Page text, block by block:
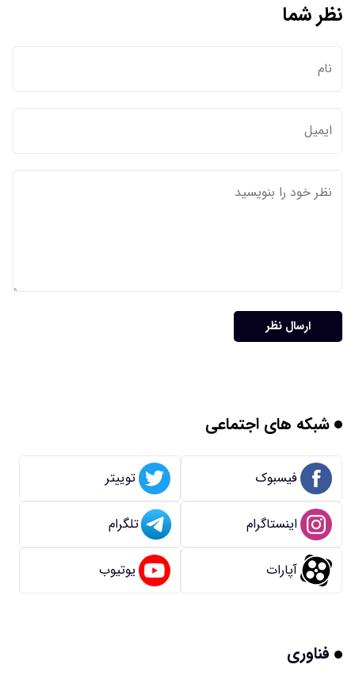
نظر شما
ارسال نظر
شبکه های اجتماعی
فیسبوک توییتر
اینستاگرام تلگرام
آپارات یوتیوب
فناوری